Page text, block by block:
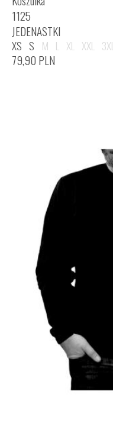
1125
JEDENASTKI
XS S M L XL XXL 3XL
79,90 PLN